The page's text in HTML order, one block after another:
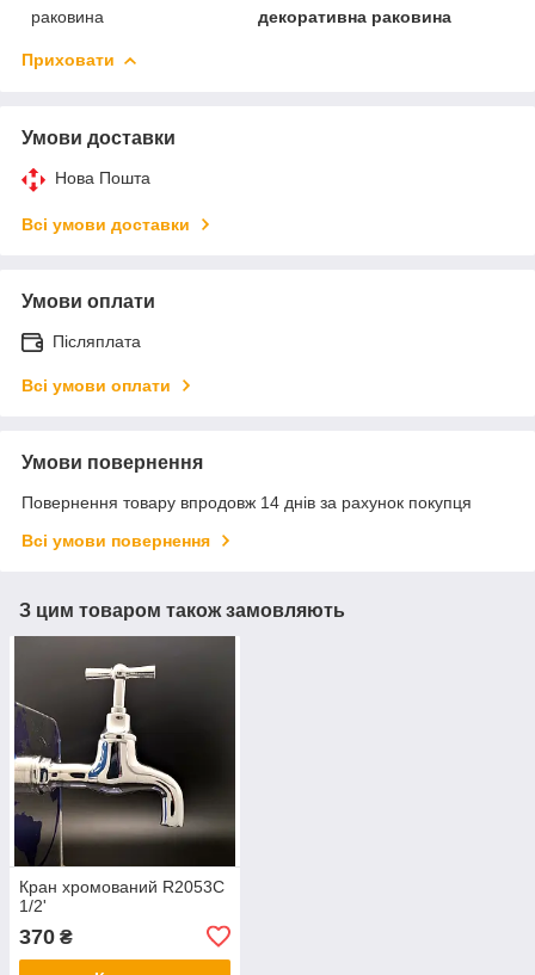
раковина декоративна раковина
Приховати
Умови доставки
Нова Пошта
Всі умови доставки
Умови оплати
Післяплата
Всі умови оплати
Умови повернення
Повернення товару впродовж 14 днів за рахунок покупця
Всі умови повернення
З цим товаром також замовляють
Кран хромований R2053С
1/2'
370 ₴